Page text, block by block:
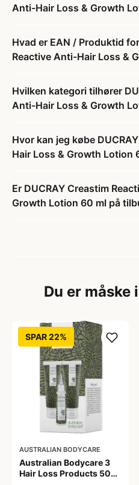
Anti-Hair Loss & Growth
Hvad er EAN / Produktid
Reactive Anti-Hair Loss &
Hvilken kategori tilhører
Anti-Hair Loss & Growth
Hvor kan jeg købe
Hair Loss & Growth Lotion
Er DUCRAY Creastim
Growth Lotion 60 ml på
Du er måske
SPAR 22%
AUSTRALIAN BODYCARE
Australian Bodycare 3
Hair Loss Products 500